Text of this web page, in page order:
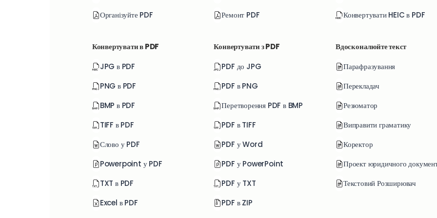
Організуйте PDF
Ремонт PDF
Конвертувати HEIC в PDF
Конвертувати в PDF
JPG в PDF
PNG в PDF
BMP в PDF
TIFF в PDF
Слово у PDF
Powerpoint у PDF
TXT в PDF
Excel в PDF
Конвертувати з PDF
PDF до JPG
PDF в PNG
Перетворення PDF в BMP
PDF в TIFF
PDF у Word
PDF у PowerPoint
PDF у TXT
PDF в ZIP
Вдосконалюйте текст
Парафразування
Перекладач
Резюматор
Виправити граматику
Коректор
Проект юридичного
Текстовий Розширювач